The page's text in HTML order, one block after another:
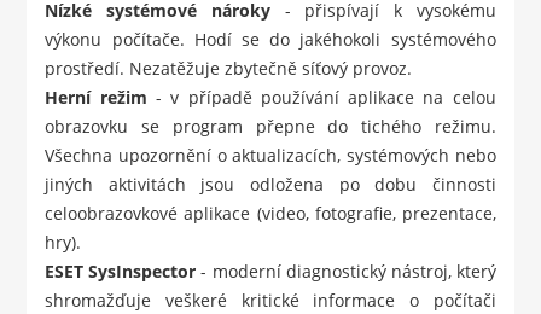
Nízké systémové nároky- přispívají k vysokému
výkonu počítače. Hodí se do jakéhokoli systémového
prostředí. Nezatěžuje zbytečně síťový provoz.
Herní režim - v případě používání aplikace na celou
obrazovku se program přepne do tichého režimu.
Všechna upozornění o aktualizacích, systémových nebo
jiných aktivitách jsou odložena po dobu činnosti
celoobrazovkové aplikace (video, fotografie, prezentace,
hry).
ESET SysInspector - moderní diagnostický nástroj, který
shromažďuje veškeré kritické informace o počítači